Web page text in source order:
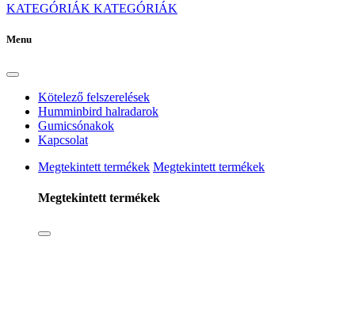
KATEGÓRIÁK KATEGÓRIÁK
Menu
Kötelező felszerelések
Humminbird halradarok
Gumicsónakok
Kapcsolat
Megtekintett termékek Megtekintett termékek
Megtekintett termékek